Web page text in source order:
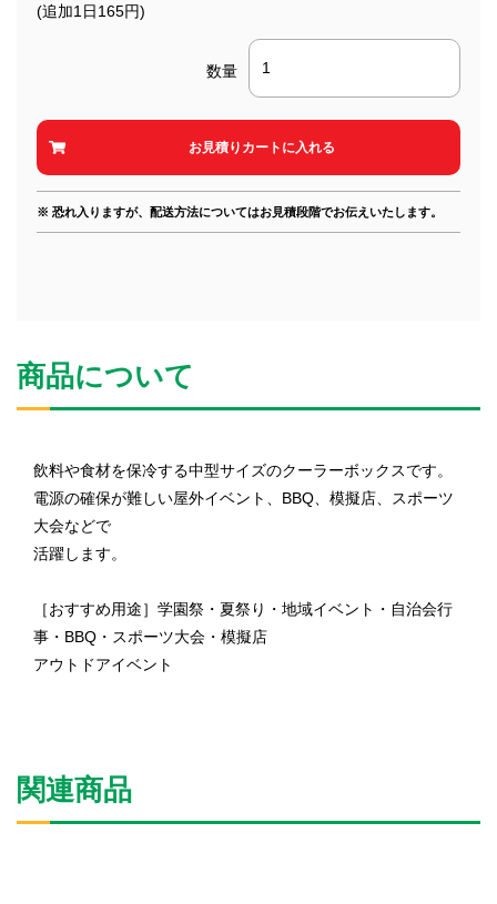
(追加1日165円)
数量
※ 恐れ入りますが、配送方法についてはお見積段階でお伝えいたします。
商品について
飲料や食材を保冷する中型サイズのクーラーボックスです。
電源の確保が難しい屋外イベント、BBQ、模擬店、スポーツ
大会などで
活躍します。
［おすすめ用途］学園祭・夏祭り・地域イベント・自治会行
事・BBQ・スポーツ大会・模擬店
アウトドアイベント
関連商品